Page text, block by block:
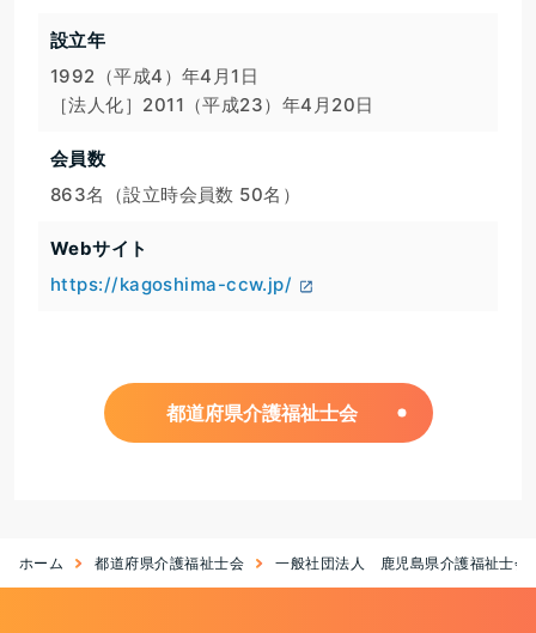
設立年
1992（平成4）年4月1日
［法人化］2011（平成23）年4月20日
会員数
863名（設立時会員数 50名）
Webサイト
https://kagoshima-ccw.jp/
都道府県介護福祉士会
ホーム 都道府県介護福祉士会 一般社団法人 鹿児島県介護福祉士会